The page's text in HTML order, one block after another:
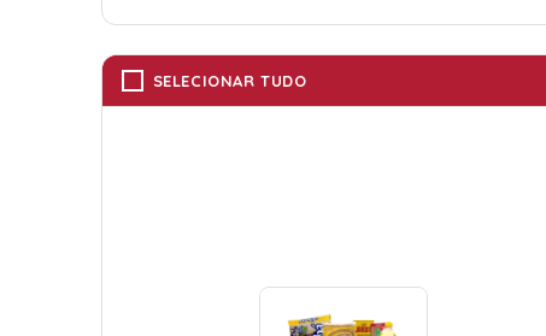
SELECIONAR TUDO